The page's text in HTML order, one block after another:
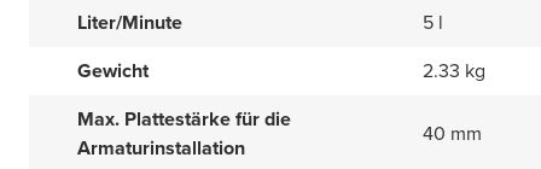
Liter/Minute
5 l
Gewicht
2.33 kg
Max. Plattestärke für die
Armaturinstallation
40 mm